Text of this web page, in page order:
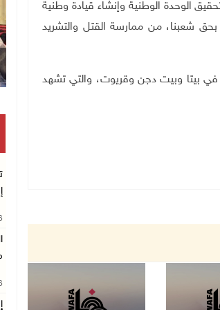
الوحدة الوطنية وإنشاء قيادة وطنية
شعبنا، من ممارسة القتل والتشريد
في بيتا وبيت دجن وقريوت، والتي تشهد